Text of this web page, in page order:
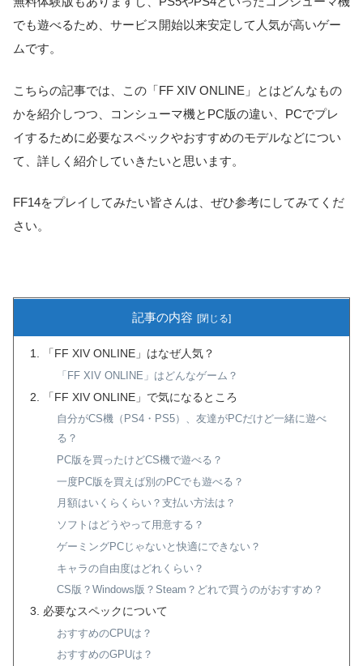
でも遊べるため、サービス開始以来安定して人気が高いゲー
ムです。
こちらの記事では、この「FF XIV ONLINE」とはどんなもの
かを紹介しつつ、コンシューマ機とPC版の違い、PCでプレ
イするために必要なスペックやおすすめのモデルなどについ
て、詳しく紹介していきたいと思います。
FF14をプレイしてみたい皆さんは、ぜひ参考にしてみてくだ
さい。
記事の内容
「FF XIV ONLINE」はなぜ人気？
「FF XIV ONLINE」はどんなゲーム？
「FF XIV ONLINE」で気になるところ
自分がCS機（PS4・PS5）、友達がPCだけど一緒に遊べ
る？
PC版を買ったけどCS機で遊べる？
一度PC版を買えば別のPCでも遊べる？
月額はいくらくらい？支払い方法は？
ソフトはどうやって用意する？
ゲーミングPCじゃないと快適にできない？
キャラの自由度はどれくらい？
CS版？Windows版？Steam？どれで買うのがおすすめ？
必要なスペックについて
おすすめのCPUは？
おすすめのGPUは？